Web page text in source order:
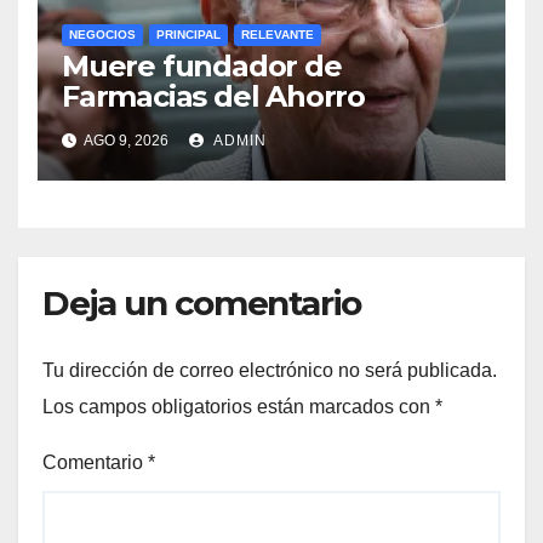
NEGOCIOS PRINCIPAL RELEVANTE
Muere fundador de
Farmacias del Ahorro
AGO 9, 2026 ADMIN
Deja un comentario
Tu dirección de correo electrónico no será publicada.
Los campos obligatorios están marcados con *
Comentario *